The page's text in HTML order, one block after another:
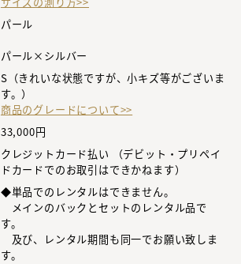
パール
パール×シルバー
S（きれいな状態ですが、小キズ等がございま
す。）
商品のグレードについて>>
33,000円
クレジットカード払い （デビット・プリペイ
ドカードでのお取引はできかねます）
◆単品でのレンタルはできません。
メインのバックとセットのレンタル品で
す。
及び、レンタル期間も同一でお願い致しま
す。